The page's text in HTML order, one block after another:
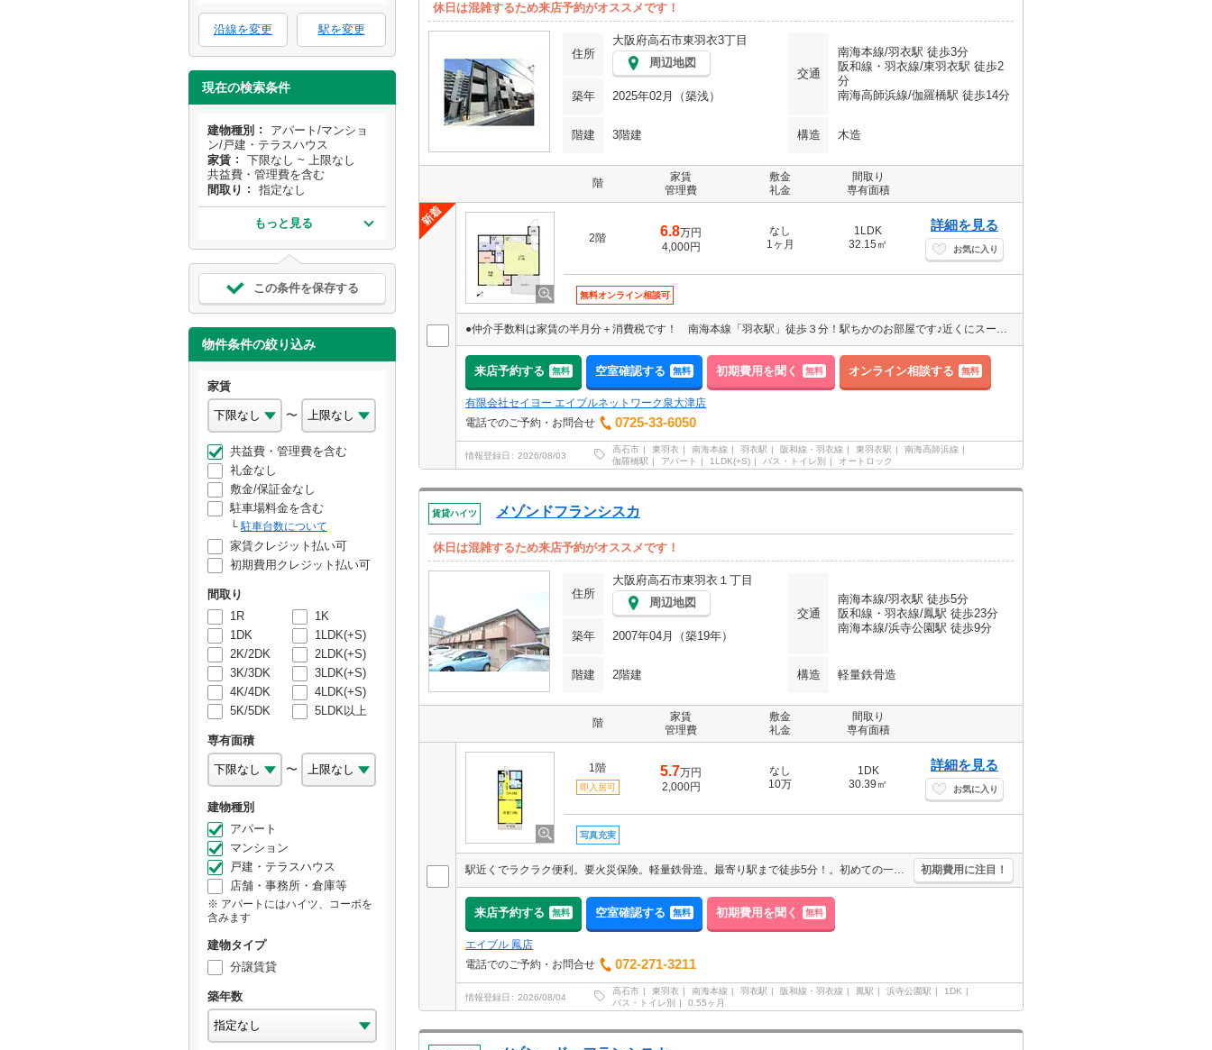
沿線を変更 駅を変更
現在の検索条件
建物種別
アパート/マンショ
ン/戸建・テラスハウス
家賃
下限なし ~ 上限なし
共益費・管理費を含む
間取り
指定なし
もっと見る
この条件を保存する
物件条件の絞り込み
家賃
〜
共益費・管理費を含む
礼金なし
敷金/保証金なし
駐車場料金を含む
駐車台数について
家賃クレジット払い可
初期費用クレジット払い可
間取り
1R
1K
1DK
1LDK(+S)
2K/2DK
2LDK(+S)
3K/3DK
3LDK(+S)
4K/4DK
4LDK(+S)
5K/5DK
5LDK以上
専有面積
〜
建物種別
アパート
マンション
戸建・テラスハウス
店舗・事務所・倉庫等
アパートにはハイツ、コーポを
含みます
建物タイプ
分譲賃貸
築年数
休日は混雑するため来店予約がオススメです！
住所
大阪府高石市東羽衣3丁目
周辺地図
交通
南海本線/羽衣駅 徒歩3分
阪和線・羽衣線/東羽衣駅 徒歩2
分
南海高師浜線/伽羅橋駅 徒歩14分
築年 2025年02月（築浅）
階建 3階建 構造 木造
階
家賃
管理費
敷金
礼金
間取り
専有面積
2階 6.8万円
4,000円
なし
1ヶ月
1LDK
32.15㎡
詳細を見る
お気に入り
無料オンライン相談可
●仲介手数料は家賃の半月分＋消費税です！ 南海本線「羽衣駅」徒歩３分！駅ちかのお部屋です♪近くにスーパー・ドラッグストアがありとても便利です！ 共用部にオートロック・防犯カメラ・宅配ボックス付き、お部屋は浴室乾燥機・温水洗浄便座など設備もあり充実♪ お問合せお待ちしております！
来店予約する 無料 空室確認する 無料 初期費用を聞く 無料 オンライン相談する 無料
有限会社セイヨー エイブルネットワーク泉大津店
電話でのご予約・お問合せ
0725-33-6050
情報登録日 2026/08/03
高石市 東羽衣 南海本線 羽衣駅 阪和線・羽衣線 東羽衣駅
南海高師浜線
伽羅橋駅
アパート 1LDK(+S) バス・トイレ別 オートロック
賃貸ハイツ メゾンドフランシスカ
休日は混雑するため来店予約がオススメです！
住所
大阪府高石市東羽衣１丁目
周辺地図
交通
南海本線/羽衣駅 徒歩5分
阪和線・羽衣線/鳳駅 徒歩23分
南海本線/浜寺公園駅 徒歩9分
築年 2007年04月（築19年）
階建 2階建 構造 軽量鉄骨造
階
家賃
管理費
敷金
礼金
間取り
専有面積
1階
即入居可
5.7万円
2,000円
なし
10万
1DK
30.39㎡
詳細を見る
お気に入り
写真充実
駅近くでラクラク便利。要火災保険。軽量鉄骨造。最寄り駅まで徒歩5分！。初めての一人暮らしはこのお部屋から。広さ良し!家賃良し!周辺環境良し!。この条件は魅力ですね。あなたの新生活を応援します。 初期費用に注目！
来店予約する 無料 空室確認する 無料 初期費用を聞く 無料
エイブル 鳳店
電話でのご予約・お問合せ
072-271-3211
情報登録日 2026/08/04
高石市 東羽衣 南海本線 羽衣駅 阪和線・羽衣線 鳳駅 浜寺公園駅
1DK
バス・トイレ別
0.55ヶ月